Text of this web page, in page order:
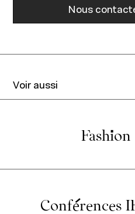
Nous
Voir aussi
Conférences